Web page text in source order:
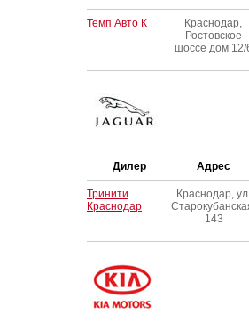
Темп Авто К
Краснодар,
Ростовское
шоссе дом 12/
Дилер Адрес
Тринити
Краснодар
Краснодар,
143